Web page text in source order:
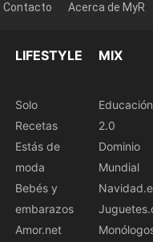
Contacto
Acerca de MyR
LIFESTYLE
Solo
Recetas
Estás de
moda
Bebés y
embarazos
Amor.net
MIX
Educación
2.0
Dominio
Mundial